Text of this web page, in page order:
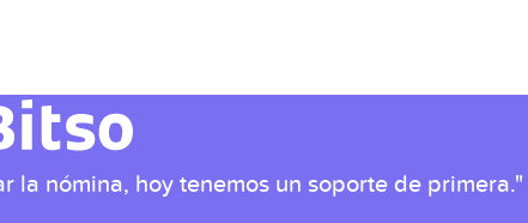
la nómina, hoy tenemos un soporte de primera."